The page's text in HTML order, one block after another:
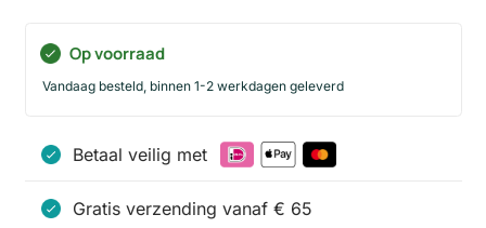
Op voorraad
Vandaag besteld, binnen 1-2 werkdagen geleverd
Betaal veilig met
Gratis verzending vanaf € 65